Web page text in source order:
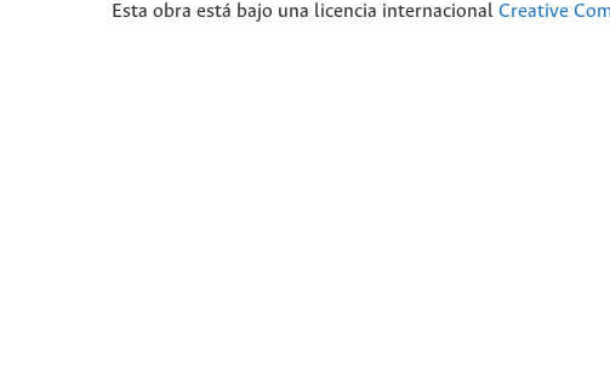
Esta obra está bajo una licencia internacional Creative